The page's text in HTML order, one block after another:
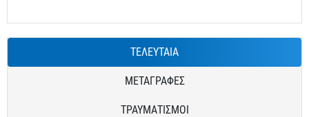
ΤΕΛΕΥΤΑΙΑ
ΜΕΤΑΓΡΑΦΕΣ
ΤΡΑΥΜΑΤΙΣΜΟΙ